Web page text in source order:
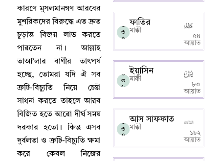
কারণে মুসলমানগণ আরবের
মুশরিকদের বিরুদ্ধে এত দ্রুত
চূড়ান্ত বিজয় লাভ করতে
পারতেন না । আল্লাহ‌
তাআ’লার বাণীর তাৎপর্য
হচ্ছে,তোমরা যদি ঐ সব
ত্রুটি-বিচ্যুতি নিয়ে চেষ্টা
সাধনা করতে তাহলে আরব
বিজিত হতে আরো দীর্ঘ সময়
দরকার হতো । কিন্তু এসব
দুর্বলতা ও ত্রুটি-বিচ্যুতি ক্ষমা
করে কেবল নিজের
০
৩
৫
ফাতির
মাক্কী
৫৪
আয়াত
০
৩
৬
ইয়াসিন
মাক্কী
৮৩
আয়াত
০
৩
৭
আস সাফফাত
মাক্কী
১৮২
আয়াত